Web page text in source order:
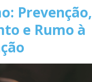
Prevenção,
e Rumo à